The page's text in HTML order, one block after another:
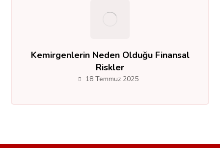
Kemirgenlerin Neden Olduğu Finansal
Riskler
18 Temmuz 2025